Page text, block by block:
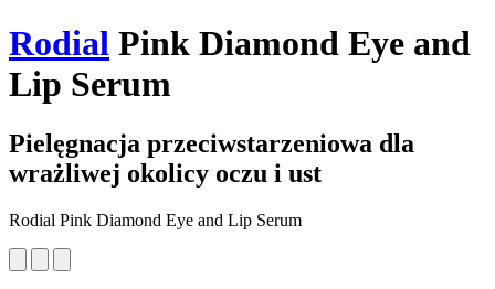
Rodial Pink Diamond Eye and
Lip Serum
Pielęgnacja przeciwstarzeniowa dla
wrażliwej okolicy oczu i ust
Rodial Pink Diamond Eye and Lip Serum